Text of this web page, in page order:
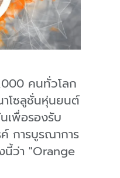
คนทั่วโลก
โซลูชั่นหุ่นยนต์
เพื่อรองรับ
การบูรณาการ
นี้ว่า "Orange